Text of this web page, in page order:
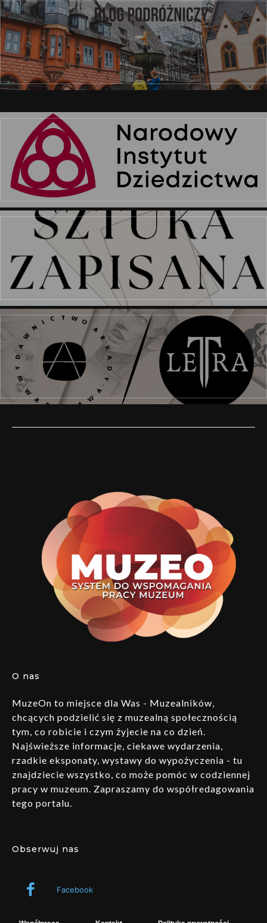
O nas
MuzeOn to miejsce dla Was - Muzealników,
chcących podzielić się z muzealną społecznością
tym, co robicie i czym żyjecie na co dzień.
Najświeższe informacje, ciekawe wydarzenia,
rzadkie eksponaty, wystawy do wypożyczenia - tu
znajdziecie wszystko, co może pomóc w codziennej
pracy w muzeum. Zapraszamy do współredagowania
tego portalu.
Obserwuj nas
Facebook